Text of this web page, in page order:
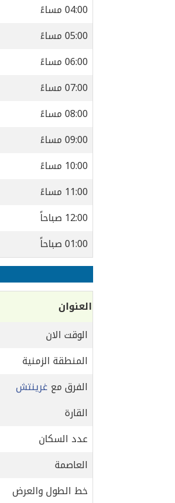
04:00 مساءً
05:00 مساءً
06:00 مساءً
07:00 مساءً
08:00 مساءً
09:00 مساءً
10:00 مساءً
11:00 مساءً
12:00 صباحاً
01:00 صباحاً
العنوان
الوقت الان
المنطقة الزمنية
الفرق مع غرينتش
القارة
عدد السكان
العاصمة
خط الطول والعرض